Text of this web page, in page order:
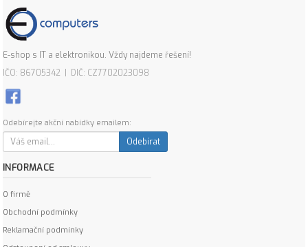
E-shop s IT a elektronikou. Vždy najdeme řešení!
IČO: 86705342 | DIČ: CZ7702023098
Odebírejte akční nabídky emailem:
Odebírat
INFORMACE
O firmě
Obchodní podmínky
Reklamační podmínky